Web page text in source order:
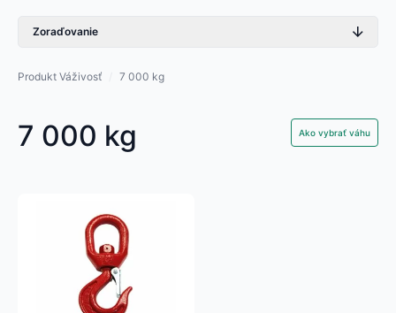
Produkt Váživosť 7 000 kg
7 000 kg Ako vybrať váhu
variantov.
Zoraďovanie